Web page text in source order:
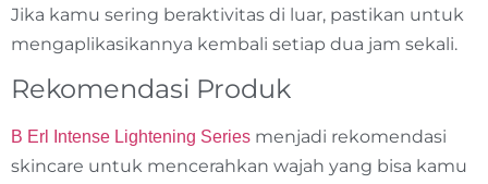
Jika kamu sering beraktivitas di luar, pastikan untuk
mengaplikasikannya kembali setiap dua jam sekali.
Rekomendasi Produk
B Erl Intense Lightening Series menjadi rekomendasi
skincare untuk mencerahkan wajah yang bisa kamu